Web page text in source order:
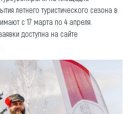
летнего туристического сезона в
с 17 марта по 4 апреля.
доступна на сайте